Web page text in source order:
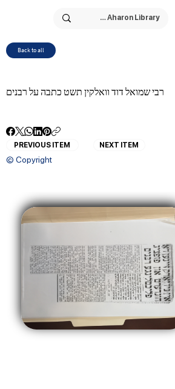
Back to all
רבי שמואל דוד וואלקין תשט כתבה על רבנים
PREVIOUS ITEM NEXT ITEM
© Copyright